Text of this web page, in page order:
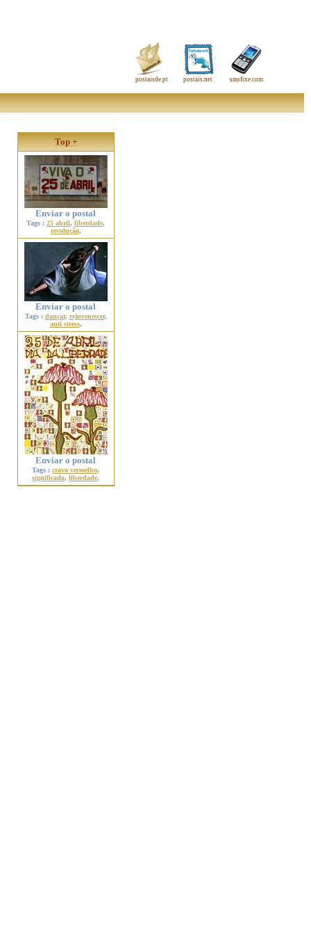
postaisde.pt postais.net smsfixe.com
Top +
Enviar o postal
Tags : 25 abril, liberdade,
revolução,
Enviar o postal
Tags : dançar, rejuvenescer,
anti stress,
Enviar o postal
Tags : cravo vermelho,
significado, liberdade,